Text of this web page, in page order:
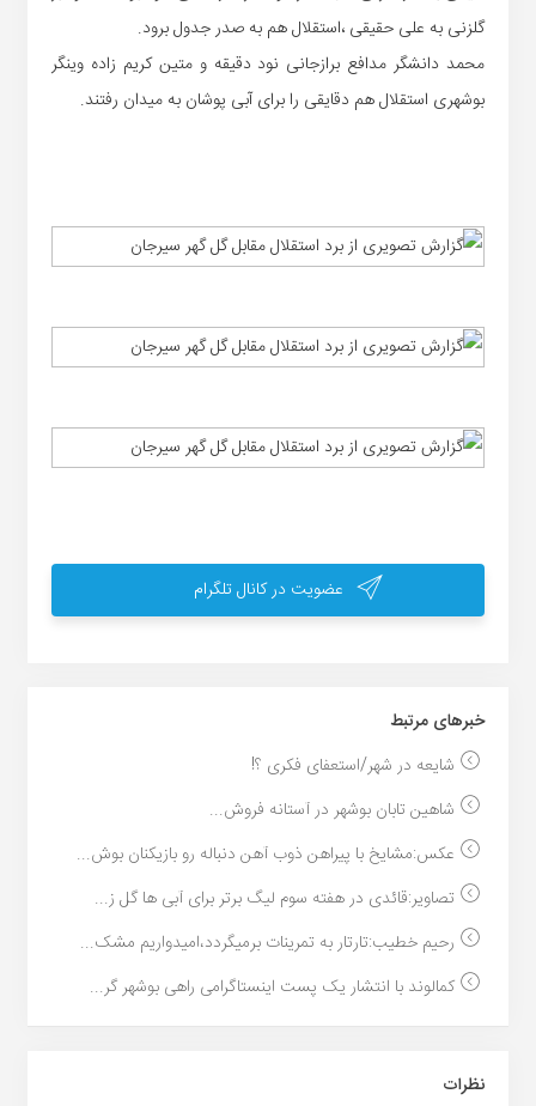
گلزنی به علی حقیقی ،استقلال هم به صدر جدول برود.
محمد دانشگر مدافع برازجانی نود دقیقه و متین کریم زاده وینگر
بوشهری استقلال هم دقایقی را برای آبی پوشان به میدان رفتند.
عضویت در کانال تلگرام
خبر‌های مرتبط
شایعه در شهر/استعفای فکری ؟!
شاهین تابان بوشهر در آستانه فروش...
عکس:مشایخ با پیراهن ذوب آهن دنباله رو بازیکنان بوش...
تصاویر:قائدی در هفته سوم لیگ برتر برای آبی ها گل ز...
رحیم خطیب:تارتار به تمرینات برمیگردد،امیدواریم مشک...
کمالوند با انتشار یک پست اینستاگرامی راهی بوشهر گر...
نظرات